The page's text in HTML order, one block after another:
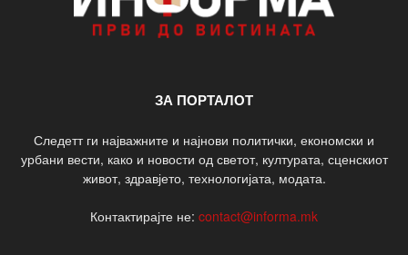
ЗА ПОРТАЛОТ
Следетт ги најважните и најнови политички, економски и
урбани вести, како и новости од светот, културата, сценскиот
живот, здравјето, технологијата, модата.
Контактирајте не: contact@informa.mk